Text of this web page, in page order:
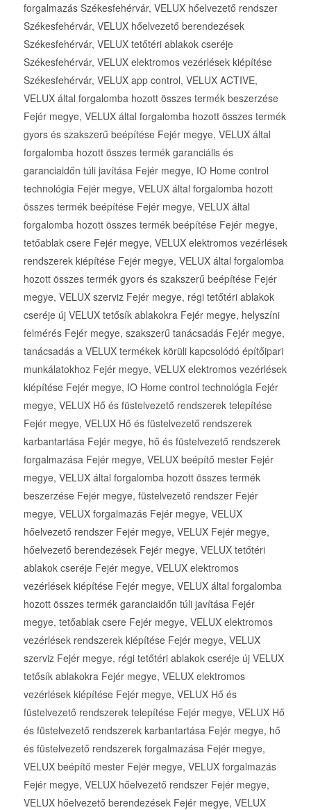
forgalmazás Székesfehérvár, VELUX hőelvezető rendszer
Székesfehérvár, VELUX hőelvezető berendezések
Székesfehérvár, VELUX tetőtéri ablakok cseréje
Székesfehérvár, VELUX elektromos vezérlések kiépítése
Székesfehérvár, VELUX app control, VELUX ACTIVE,
VELUX által forgalomba hozott összes termék beszerzése
Fejér megye, VELUX által forgalomba hozott összes termék
gyors és szakszerű beépítése Fejér megye, VELUX által
forgalomba hozott összes termék garanciális és
garanciaidőn túli javítása Fejér megye, IO Home control
technológia Fejér megye, VELUX által forgalomba hozott
összes termék beépítése Fejér megye, VELUX által
forgalomba hozott összes termék beépítése Fejér megye,
tetőablak csere Fejér megye, VELUX elektromos vezérlések
rendszerek kiépítése Fejér megye, VELUX által forgalomba
hozott összes termék gyors és szakszerű beépítése Fejér
megye, VELUX szerviz Fejér megye, régi tetőtéri ablakok
cseréje új VELUX tetősík ablakokra Fejér megye, helyszíni
felmérés Fejér megye, szakszerű tanácsadás Fejér megye,
tanácsadás a VELUX termékek körüli kapcsolódó építőipari
munkálatokhoz Fejér megye, VELUX elektromos vezérlések
kiépítése Fejér megye, IO Home control technológia Fejér
megye, VELUX Hő és füstelvezető rendszerek telepítése
Fejér megye, VELUX Hő és füstelvezető rendszerek
karbantartása Fejér megye, hő és füstelvezető rendszerek
forgalmazása Fejér megye, VELUX beépítő mester Fejér
megye, VELUX által forgalomba hozott összes termék
beszerzése Fejér megye, füstelvezető rendszer Fejér
megye, VELUX forgalmazás Fejér megye, VELUX
hőelvezető rendszer Fejér megye, VELUX Fejér megye,
hőelvezető berendezések Fejér megye, VELUX tetőtéri
ablakok cseréje Fejér megye, VELUX elektromos
vezérlések kiépítése Fejér megye, VELUX által forgalomba
hozott összes termék garanciaidőn túli javítása Fejér
megye, tetőablak csere Fejér megye, VELUX elektromos
vezérlések rendszerek kiépítése Fejér megye, VELUX
szerviz Fejér megye, régi tetőtéri ablakok cseréje új VELUX
tetősík ablakokra Fejér megye, VELUX elektromos
vezérlések kiépítése Fejér megye, VELUX Hő és
füstelvezető rendszerek telepítése Fejér megye, VELUX Hő
és füstelvezető rendszerek karbantartása Fejér megye, hő
és füstelvezető rendszerek forgalmazása Fejér megye,
VELUX beépítő mester Fejér megye, VELUX forgalmazás
Fejér megye, VELUX hőelvezető rendszer Fejér megye,
VELUX hőelvezető berendezések Fejér megye, VELUX